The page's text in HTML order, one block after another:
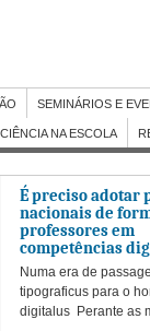
SEMINÁRIOS E
CIÊNCIA NA ESCOLA
É preciso adotar
nacionais de
professores em
competências
Numa era de
tipograficus para o
digitalus Perante as